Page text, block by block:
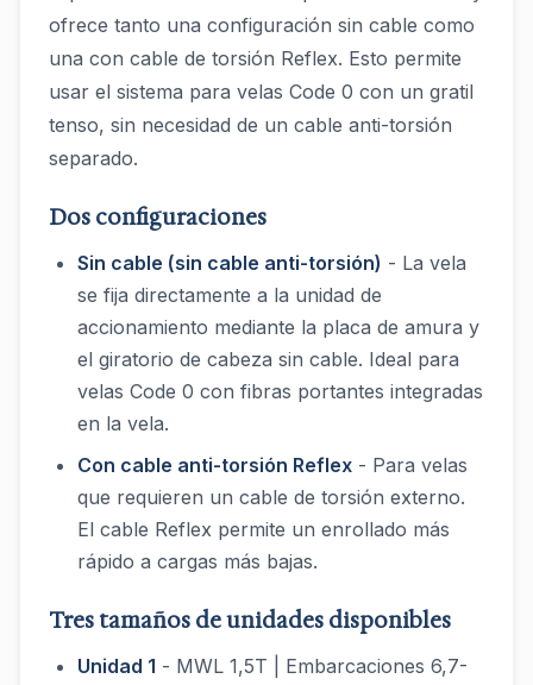
ofrece tanto una configuración sin cable como
una con cable de torsión Reflex. Esto permite
usar el sistema para velas Code 0 con un gratil
tenso, sin necesidad de un cable anti-torsión
separado.
Dos configuraciones
Sin cable (sin cable anti-torsión) - La vela
se fija directamente a la unidad de
accionamiento mediante la placa de amura y
el giratorio de cabeza sin cable. Ideal para
velas Code 0 con fibras portantes integradas
en la vela.
Con cable anti-torsión Reflex - Para velas
que requieren un cable de torsión externo.
El cable Reflex permite un enrollado más
rápido a cargas más bajas.
Tres tamaños de unidades disponibles
Unidad 1 - MWL 1,5T | Embarcaciones 6,7-